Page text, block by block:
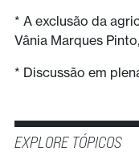
* A exclusão da
Vânia Marques
* Discussão em
EXPLORE TÓPICOS